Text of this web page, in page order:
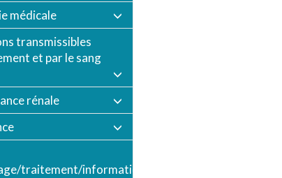
médicale
transmissibles
et par le sang
rénale
traitement/informations/vaccination)